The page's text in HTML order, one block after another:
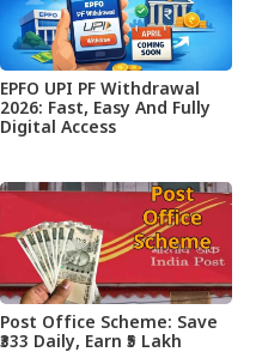
EPFO UPI PF Withdrawal
2026: Fast, Easy And Fully
Digital Access
Post Office Scheme: Save
₹333 Daily, Earn ₹5 Lakh